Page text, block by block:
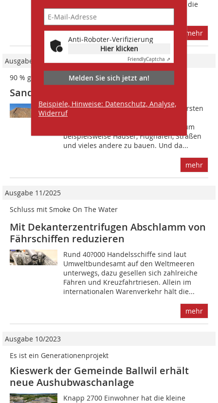
Anti-Roboter-Verifizierung
Hier klicken
FriendlyCaptcha ⇗
Melden Sie sich jetzt an!
Beispiele, Hinweise: Datenschutz, Analyse,
Widerruf
Hochleistungszentrifugen speziell für die
Rückgewinnung...
mehr
Ausgabe 06/2021
90 % gespart
Sandaufbereitung mit Schleudergang
S?and ist weltweit einer der elementarsten
Rohstoffe überhaupt. Jährlich werden
gigantische Mengen davon benötigt, um
beispielsweise Häuser, Flughäfen, Straßen
und vieles andere zu bauen. Und da...
mehr
Ausgabe 11/2025
Schluss mit Smoke On The Water
Mit Dekanterzentrifugen Abschlamm von
Fährschiffen reduzieren
Rund 40?000 Handelsschiffe sind laut
Umweltbundesamt auf den Weltmeeren
unterwegs, dazu gesellen sich zahlreiche
Fähren und Kreuzfahrtriesen. Allein im
internationalen Warenverkehr hält die...
mehr
Ausgabe 10/2023
Es ist ein Generationenprojekt
Kieswerk der Gemeinde Ballwil erhält
neue Aushubwaschanlage
Knapp 2700 Einwohner hat die kleine